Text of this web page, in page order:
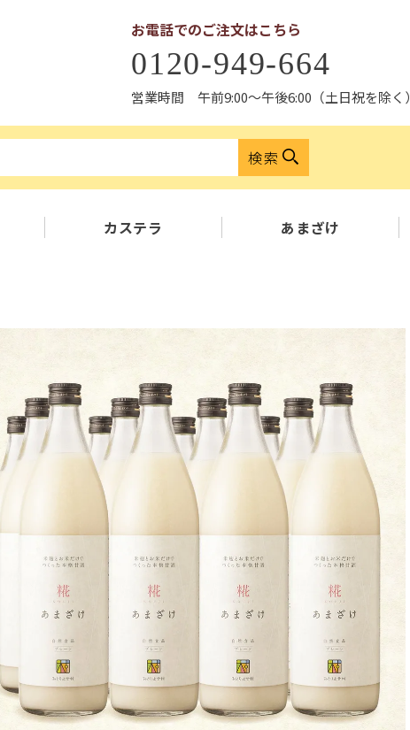
お電話でのご注文はこちら
0120-949-664
営業時間 午前9:00〜午後6:00（土日祝を除く）
検索
カステラ あまざけ